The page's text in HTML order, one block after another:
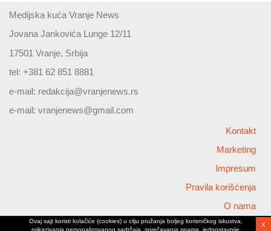
Medijska kuća Vranje News
Jovana Jankovića Lunge 12/11
17501 Vranje, Srbija
tel: +381 62 851 8881
e-mail: redakcija@vranjenews.rs
e-mail: vranjenews@gmail.com
Kontakt
Marketing
Impresum
Pravila korišćenja
O nama
Copyright © 2026 Vranjenews
Ovaj sajt koristi kolačiće (cookies) u cilju pružanja boljeg korisničkog iskustva,
prikazivanja personalizovanog sadržaja, sprečavanja spama, jednostavnije
X